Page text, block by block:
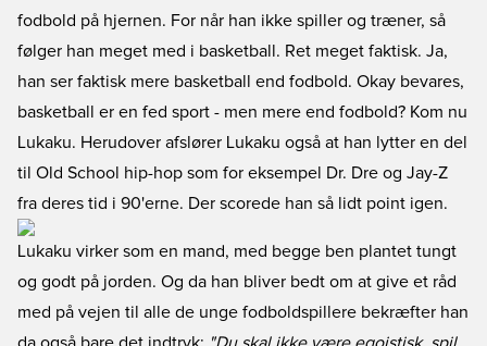
fodbold på hjernen. For når han ikke spiller og træner, så
følger han meget med i basketball. Ret meget faktisk. Ja,
han ser faktisk mere basketball end fodbold. Okay bevares,
basketball er en fed sport - men mere end fodbold? Kom nu
Lukaku. Herudover afslører Lukaku også at han lytter en del
til Old School hip-hop som for eksempel Dr. Dre og Jay-Z
fra deres tid i 90'erne. Der scorede han så lidt point igen.
Lukaku virker som en mand, med begge ben plantet tungt
og godt på jorden. Og da han bliver bedt om at give et råd
med på vejen til alle de unge fodboldspillere bekræfter han